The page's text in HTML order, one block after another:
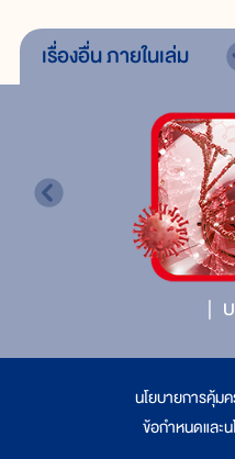
เรื่องอื่นภายในเล่ม
นโยบายการคุ้ม
ข้อกำหนดและ